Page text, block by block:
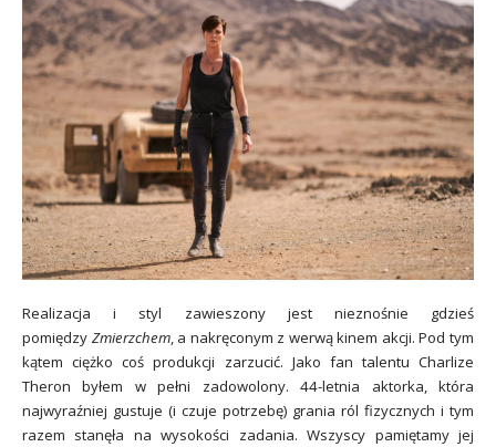
Realizacja i styl zawieszony jest nieznośnie gdzieś
pomiędzy Zmierzchem, a nakręconym z werwą kinem akcji. Pod tym
kątem ciężko coś produkcji zarzucić. Jako fan talentu Charlize
Theron byłem w pełni zadowolony. 44-letnia aktorka, która
najwyraźniej gustuje (i czuje potrzebę) grania ról fizycznych i tym
razem stanęła na wysokości zadania. Wszyscy pamiętamy jej